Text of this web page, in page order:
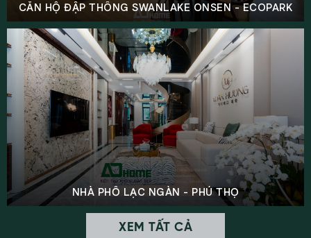
CĂN HỘ ĐẬP THÔNG SWANLAKE ONSEN - ECOPARK
NHÀ PHỐ LẠC NGÀN - PHÚ THỌ
XEM TẤT CẢ